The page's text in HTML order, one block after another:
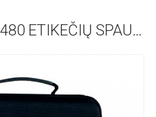
DYMO S0915480 ETIKEČIŲ SPAUSDINTUVAS LABELMANAGER 420P (CASE KIT) - S0915470